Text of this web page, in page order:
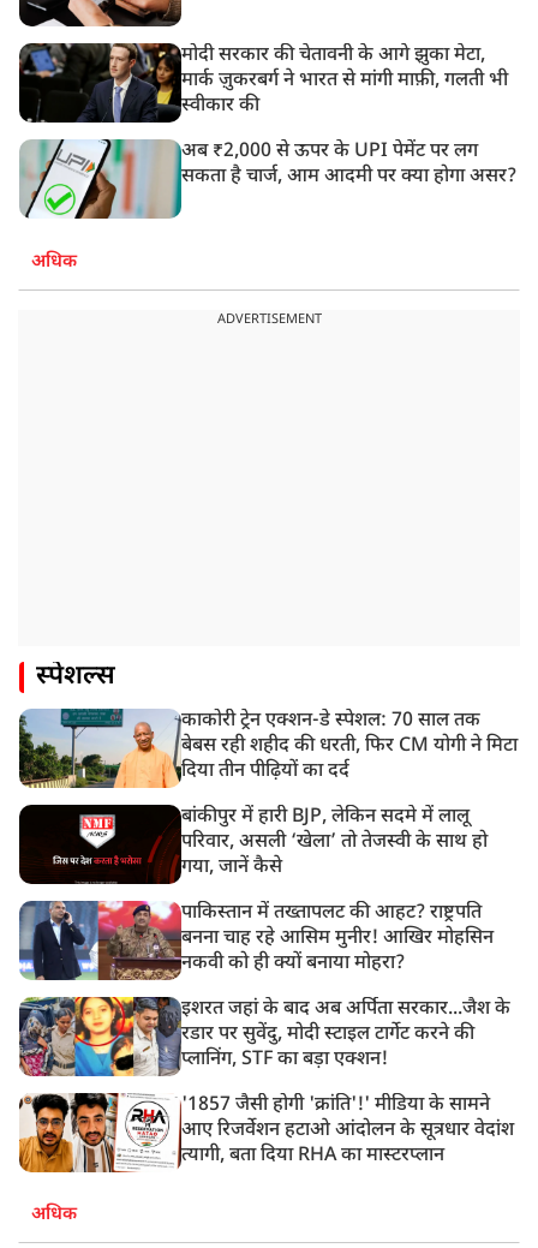
मोदी सरकार की चेतावनी के आगे झुका मेटा,
मार्क ज़ुकरबर्ग ने भारत से मांगी माफ़ी, गलती भी
स्वीकार की
अब ₹2,000 से ऊपर के UPI पेमेंट पर लग
सकता है चार्ज, आम आदमी पर क्या होगा असर?
अधिक
ADVERTISEMENT
स्पेशल्स
काकोरी ट्रेन एक्शन-डे स्पेशल: 70 साल तक
बेबस रही शहीद की धरती, फिर CM योगी ने मिटा
दिया तीन पीढ़ियों का दर्द
बांकीपुर में हारी BJP, लेकिन सदमे में लालू
परिवार, असली ‘खेला’ तो तेजस्वी के साथ हो
गया, जानें कैसे
पाकिस्तान में तख्तापलट की आहट? राष्ट्रपति
बनना चाह रहे आसिम मुनीर! आखिर मोहसिन
नकवी को ही क्यों बनाया मोहरा?
इशरत जहां के बाद अब अर्पिता सरकार...जैश के
रडार पर सुवेंदु, मोदी स्टाइल टार्गेट करने की
प्लानिंग, STF का बड़ा एक्शन!
'1857 जैसी होगी 'क्रांति'!' मीडिया के सामने
आए रिजर्वेशन हटाओ आंदोलन के सूत्रधार वेदांश
त्यागी, बता दिया RHA का मास्टरप्लान
अधिक